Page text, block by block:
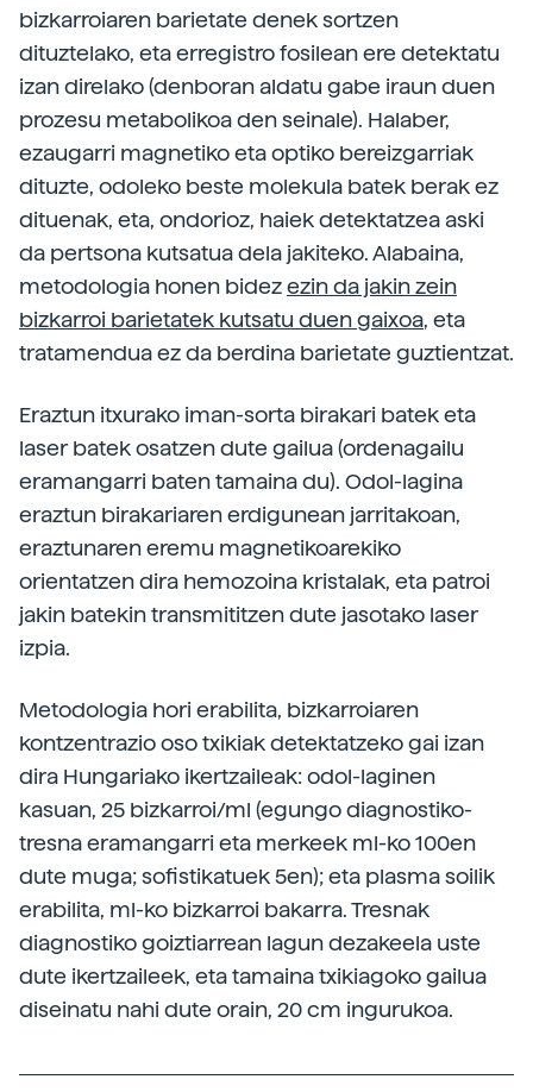
bizkarroiaren barietate denek sortzen
dituztelako, eta erregistro fosilean ere detektatu
izan direlako (denboran aldatu gabe iraun duen
prozesu metabolikoa den seinale). Halaber,
ezaugarri magnetiko eta optiko bereizgarriak
dituzte, odoleko beste molekula batek berak ez
dituenak, eta, ondorioz, haiek detektatzea aski
da pertsona kutsatua dela jakiteko. Alabaina,
metodologia honen bidezezin da jakin zein
bizkarroi barietatek kutsatu duen gaixoa, eta
tratamendua ez da berdina barietate guztientzat.
Eraztun itxurako iman-sorta birakari batek eta
laser batek osatzen dute gailua (ordenagailu
eramangarri baten tamaina du). Odol-lagina
eraztun birakariaren erdigunean jarritakoan,
eraztunaren eremu magnetikoarekiko
orientatzen dira hemozoina kristalak, eta patroi
jakin batekin transmititzen dute jasotako laser
izpia.
Metodologia hori erabilita, bizkarroiaren
kontzentrazio oso txikiak detektatzeko gai izan
dira Hungariako ikertzaileak: odol-laginen
kasuan, 25 bizkarroi/ml (egungo diagnostiko-
tresna eramangarri eta merkeek ml-ko 100en
dute muga; sofistikatuek 5en); eta plasma soilik
erabilita, ml-ko bizkarroi bakarra. Tresnak
diagnostiko goiztiarrean lagun dezakeela uste
dute ikertzaileek, eta tamaina txikiagoko gailua
diseinatu nahi dute orain, 20 cm ingurukoa.